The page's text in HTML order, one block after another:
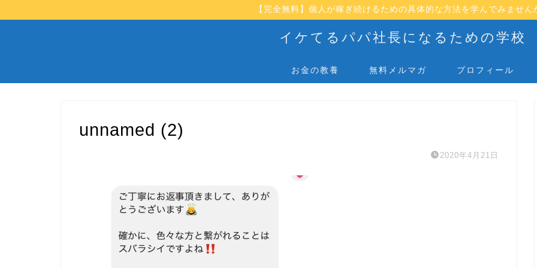
【完全無料】個人が稼ぎ続けるための具体的な方法を学んでみません
イケてるパパ社長になるための学校
お金の教養 無料メルマガ プロフィール
unnamed (2)
2020年4月21日